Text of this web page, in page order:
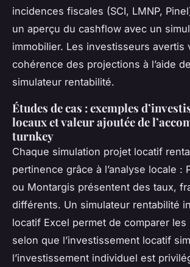
incidences fiscales (SCI, LMNP,
un aperçu du cashflow avec un
immobilier. Les investisseurs avertis
cohérence des projections à l’aide
simulateur rentabilité.
Études de cas : exemples
locaux et valeur ajoutée de
turnkey
Chaque simulation projet locatif
pertinence grâce à l’analyse locale :
ou Montargis présentent des taux,
différents. Un simulateur rentabilité
locatif Excel permet de comparer les
selon que l’investissement locatif
l’investissement individuel est